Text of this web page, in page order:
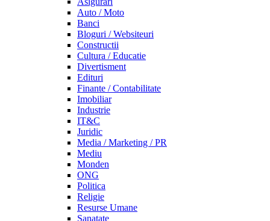
Auto / Moto
Banci
Bloguri / Websiteuri
Constructii
Cultura / Educatie
Divertisment
Edituri
Finante / Contabilitate
Imobiliar
Industrie
IT&C
Juridic
Media / Marketing / PR
Mediu
Monden
ONG
Politica
Religie
Resurse Umane
Sanatate